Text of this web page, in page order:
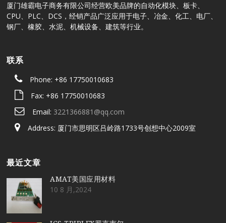
厦门雄霸电子商务有限公司经营欧美品牌的自动化模块、板卡、
CPU、PLC、DCS，经销产品广泛应用于电子、冶金、化工、电厂、
钢厂、橡胶、水泥、机械设备、建筑等行业。
联系
Phone: +86 17750010683
Fax: +86 17750010683
Email: 3221366881@qq.com
Address: 厦门市思明区吕岭路1733号创想中心2009室
最近文章
AMAT美国应用材料
10 8 月,2024